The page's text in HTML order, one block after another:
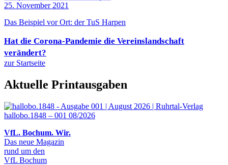
25. November 2021
Das Beispiel vor Ort: der TuS Harpen
Hat die Corona-Pandemie die Vereinslandschaft
verändert?
zur Startseite
Aktuelle Printausgaben
hallobo.1848 – 001 08/2026
VfL. Bochum. Wir.
Das neue Magazin
rund um den
VfL Bochum